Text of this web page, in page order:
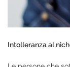
Intolleranza al